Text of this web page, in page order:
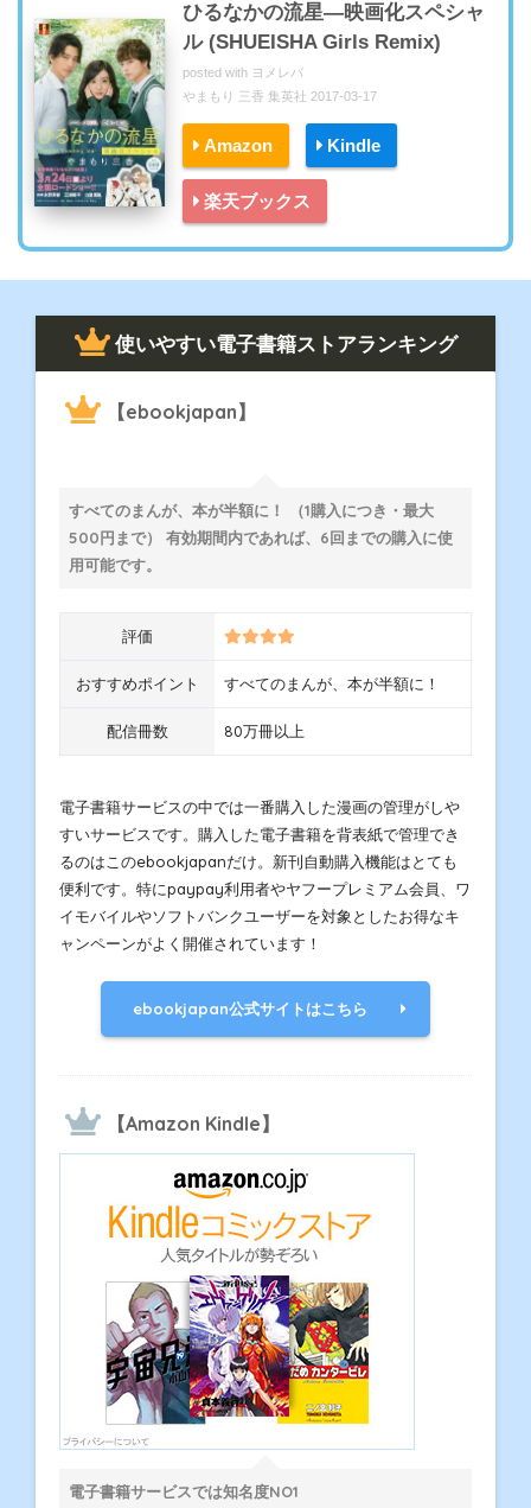
ひるなかの流星―映画化スペシャ
ル (SHUEISHA Girls Remix)
posted with ヨメレバ
やまもり 三香 集英社 2017-03-17
Amazon Kindle
楽天ブックス
使いやすい電子書籍ストアランキング
【ebookjapan】
すべてのまんが、本が半額に！ （1購入につき・最大
500円まで） 有効期間内であれば、6回までの購入に使
用可能です。
評価
おすすめポイント すべてのまんが、本が半額に！
配信冊数 80万冊以上
電子書籍サービスの中では一番購入した漫画の管理がしや
すいサービスです。購入した電子書籍を背表紙で管理でき
るのはこのebookjapanだけ。新刊自動購入機能はとても
便利です。特にpaypay利用者やヤフープレミアム会員、ワ
イモバイルやソフトバンクユーザーを対象としたお得なキ
ャンペーンがよく開催されています！
ebookjapan公式サイトはこちら
【Amazon Kindle】
電子書籍サービスでは知名度NO1